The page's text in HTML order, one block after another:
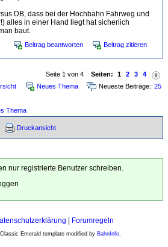
DB, dass bei der Hochbahn Fahrweg und
alles in einer Hand liegt hat sicherlich
baut.
Beitrag beantworten Beitrag zitieren
Seite 1 von 4 Seiten: 1 2 3
4
Neues Thema Neueste Beiträge: 25
Thema
Druckansicht
nur registrierte Benutzer schreiben.
Forumregeln
Emerald template modified by BahnInfo.